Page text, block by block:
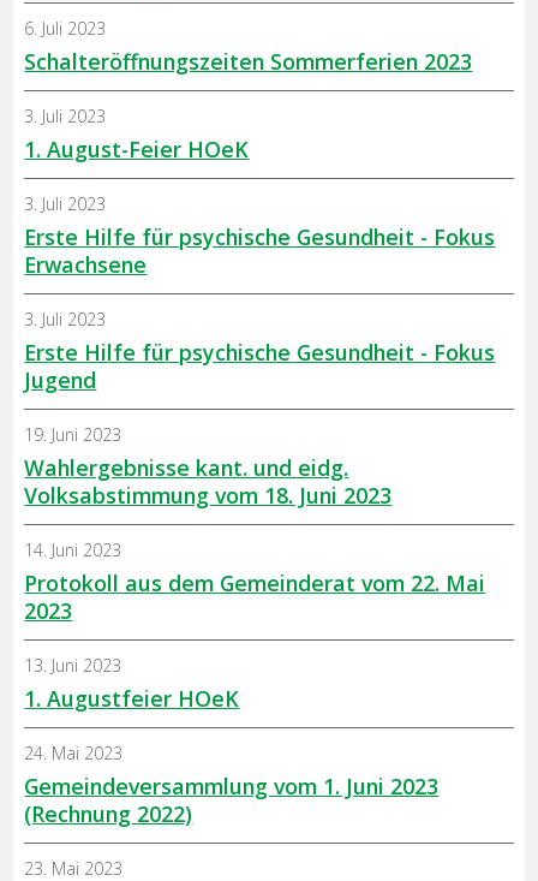
Schalteröffnungszeiten Sommerferien 2023
6. Juli 2023
1. August-Feier HOeK
3. Juli 2023
Erste Hilfe für psychische Gesundheit - Fokus
Erwachsene
3. Juli 2023
Erste Hilfe für psychische Gesundheit - Fokus
Jugend
3. Juli 2023
Wahlergebnisse kant. und eidg.
Volksabstimmung vom 18. Juni 2023
19. Juni 2023
Protokoll aus dem Gemeinderat vom 22. Mai
2023
14. Juni 2023
1. Augustfeier HOeK
13. Juni 2023
Gemeindeversammlung vom 1. Juni 2023
(Rechnung 2022)
24. Mai 2023
23. Mai 2023